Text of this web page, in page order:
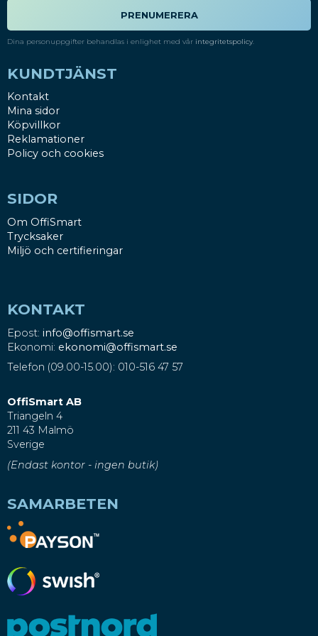
PRENUMERERA
Dina personuppgifter behandlas i enlighet med vår integritetspolicy.
KUNDTJÄNST
Kontakt
Mina sidor
Köpvillkor
Reklamationer
Policy och cookies
SIDOR
Om OffiSmart
Trycksaker
Miljö och certifieringar
KONTAKT
Epost: info@offismart.se
Ekonomi: ekonomi@offismart.se
Telefon (09.00-15.00): 010-516 47 57
OffiSmart AB
Triangeln 4
211 43 Malmö
Sverige
(Endast kontor - ingen butik)
SAMARBETEN